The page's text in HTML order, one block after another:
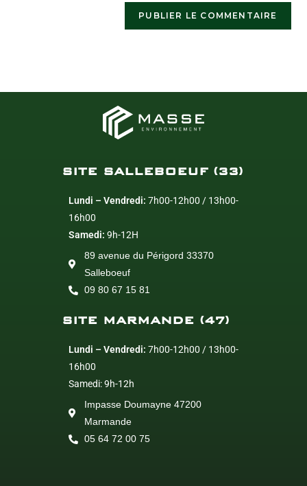
SITE SALLEBOEUF (33)
Lundi – Vendredi: 7h00-12h00 / 13h00-
16h00
Samedi: 9h-12H
89 avenue du Périgord 33370
Salleboeuf
09 80 67 15 81
SITE MARMANDE (47)
Lundi – Vendredi: 7h00-12h00 / 13h00-
16h00
Samedi: 9h-12h
Impasse Doumayne 47200
Marmande
05 64 72 00 75